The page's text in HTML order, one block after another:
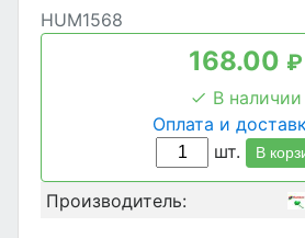
HUM1568
168.00 ₽
В наличии
Оплата и
шт.
В
Производитель: